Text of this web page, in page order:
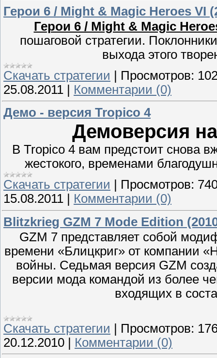
Герои 6 / Might & Magic Heroes VI
Герои 6 / Might & Magic
пошаговой стратегии.
выхода этого
Скачать стратегии | Просмотров:
25.08.2011 | Комментарии (0)
Демо - версия Tropico 4
Демоверсия
В Tropico 4 вам предстоит снова
жестокого, временами
Скачать стратегии
Просмотров:
15.08.2011
Комментарии (0)
Blitzkrieg GZM 7 Mode Edition
GZM 7 представляет собой
времени «Блицкриг» от компании
войны. Седьмая версия GZM
версии мода командой из более
входящих в
Скачать стратегии Просмотров:
20.12.2010
Комментарии (0)